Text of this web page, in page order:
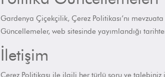
Gardenya Çiçekçilik, Çerez Politikası’nı
Güncellemeler, web sitesinde yayımlandığı
İletişim
Çerez Politikası ile ilgili her türlü soru ve talebiniz